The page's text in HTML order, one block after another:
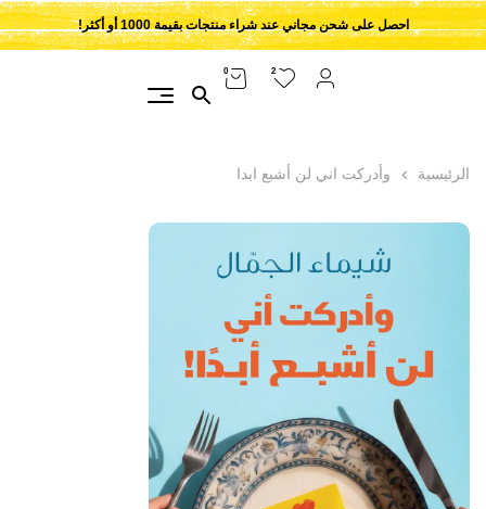
احصل على شحن مجاني عند شراء منتجات بقيمة 1000 أو أكثر!
2
0
الرئيسية وأدركت اني لن أشبع ابدا